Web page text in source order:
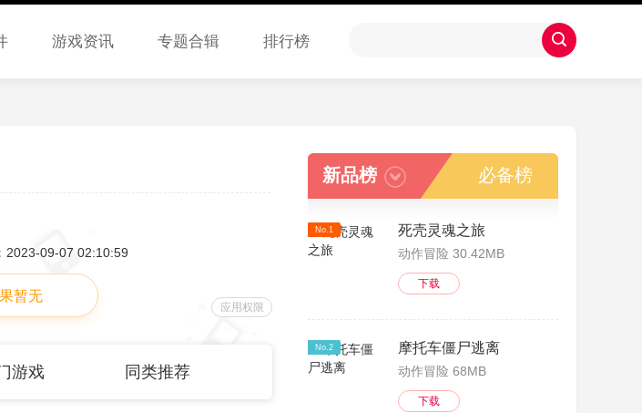
游戏资讯 专题合辑 排行榜
2023-09-07 02:10:59
暂无
应用权限
游戏 同类推荐
新品榜 必备榜
No.1 死壳灵魂之旅
动作冒险 30.42MB
下载
No.2 摩托车僵尸逃离
动作冒险 68MB
下载